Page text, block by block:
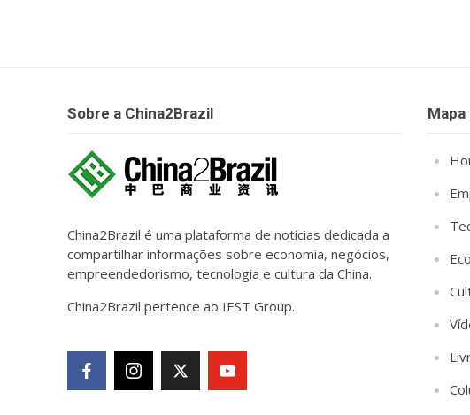
Sobre a China2Brazil
China2Brazil é uma plataforma de notícias dedicada a
compartilhar informações sobre economia, negócios,
empreendedorismo, tecnologia e cultura da China.
China2Brazil pertence ao IEST Group.
Mapa